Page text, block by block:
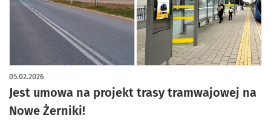
Jest umowa na projekt trasy tramwajowej na
Nowe Żerniki!
05.02.2026